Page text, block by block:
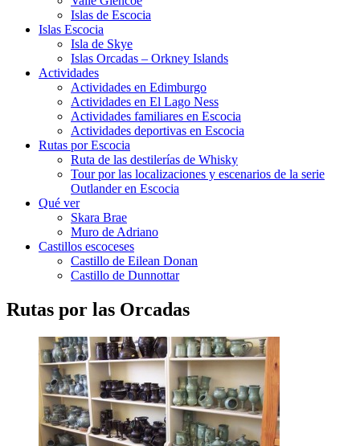
Islas de Escocia
Islas Escocia
Isla de Skye
Islas Orcadas – Orkney Islands
Actividades
Actividades en Edimburgo
Actividades en El Lago Ness
Actividades familiares en Escocia
Actividades deportivas en Escocia
Rutas por Escocia
Ruta de las destilerías de Whisky
Tour por las localizaciones y escenarios de la serie
Outlander en Escocia
Qué ver
Skara Brae
Muro de Adriano
Castillos escoceses
Castillo de Eilean Donan
Castillo de Dunnottar
Rutas por las Orcadas